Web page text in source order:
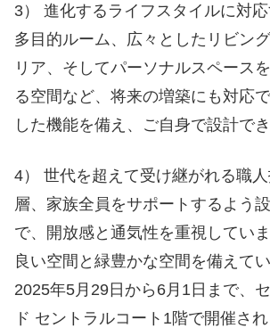
3） 進化するライフスタイルに対
多目的ルーム、広々としたリビン
リア、そしてパーソナルスペース
る空間など、将来の増築にも対応
した機能を備え、ご自身で設計で
4） 世代を超えて受け継がれる職
層、家族全員をサポートするよう
で、開放感と通気性を重視してい
良い空間と緑豊かな空間を備えてい
2025年5月29日から6月1日まで、
ド セントラルコート1階で開催され